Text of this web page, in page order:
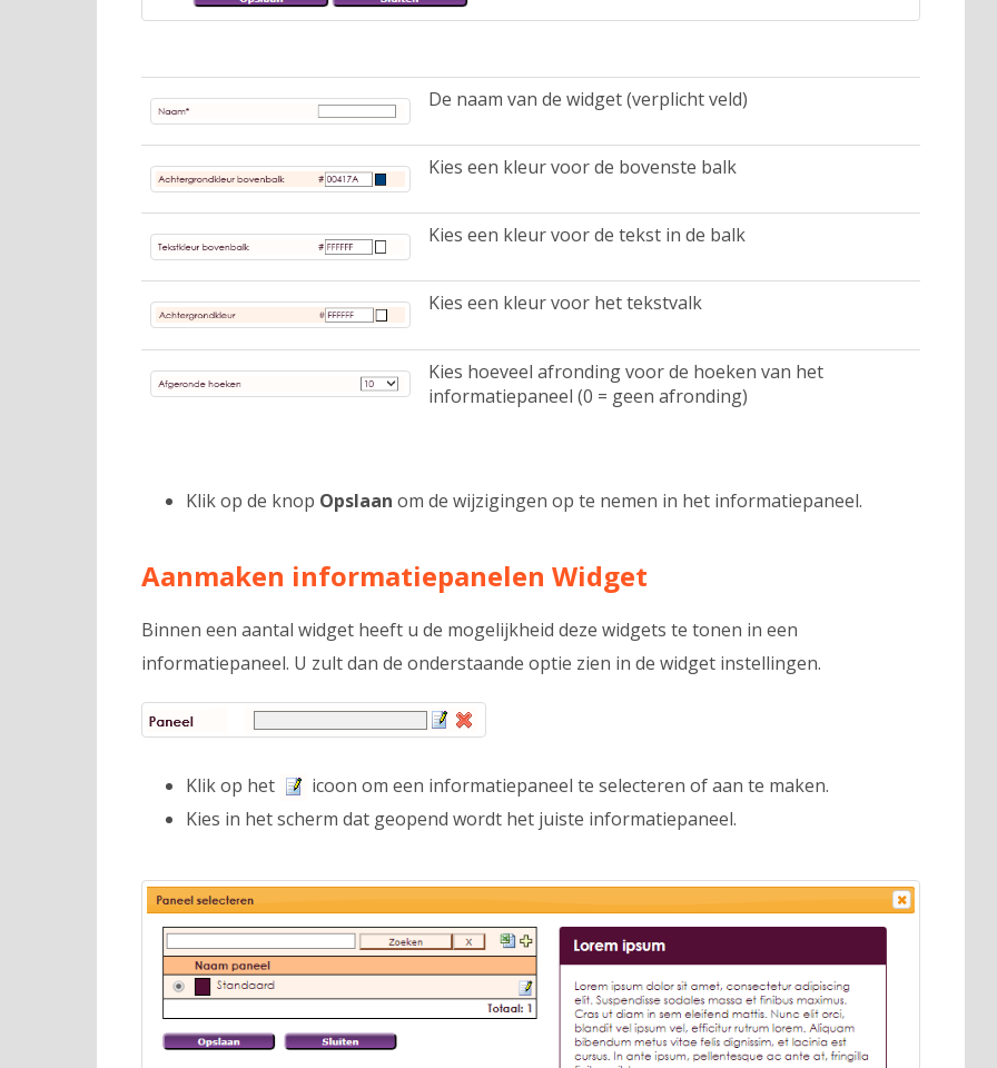
De naam van de widget (verplicht veld)
Kies een kleur voor de bovenste balk
Kies een kleur voor de tekst in de balk
Kies een kleur voor het tekstvalk
Kies hoeveel afronding voor de hoeken van het
informatiepaneel (0 = geen afronding)
Klik op de knop Opslaan om de wijzigingen op te nemen in het informatiepaneel.
Aanmaken informatiepanelen Widget
Binnen een aantal widget heeft u de mogelijkheid deze widgets te tonen in een
informatiepaneel. U zult dan de onderstaande optie zien in de widget instellingen.
Klik op het
icoon om een informatiepaneel te selecteren of aan te maken.
Kies in het scherm dat geopend wordt het juiste informatiepaneel.